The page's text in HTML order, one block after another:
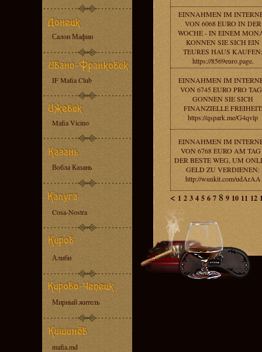
Салон Мафии
IF Mafia Club
Mafia Vicino
Вобла Казань
Cosa-Nostra
Алиби
Мирный житель
mafia.md
EINNAHMEN IM
VON 6068 EURO IN DER
WOCHE - IN EINEM
KONNEN SIE SICH EIN
TEURES HAUS KAUFEN:
https://8569euro.page.
EINNAHMEN IM
VON 6745 EURO PRO
GONNEN SIE SICH
FINANZIELLE FREIHEIT:
https://qspark.me/G4qvlp
EINNAHMEN IM
VON 6768 EURO AM
DER BESTE WEG, UM
GELD ZU VERDIENEN:
http://wunkit.com/udArAA
< 1 2 3 4 5 6 7 8 9 10 11 12